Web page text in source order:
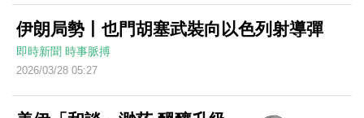
伊朗局勢丨也門胡塞武裝向以色列射導彈
即時新聞 時事脈搏
2026/03/28 05:27